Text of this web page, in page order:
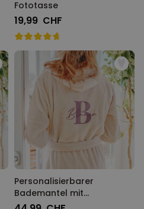
Fototasse
19,99 CHF
Personalisierbarer
Bademantel mit
Monogramm und Name